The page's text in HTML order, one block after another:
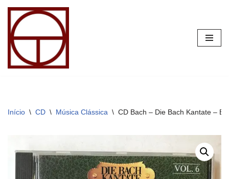
Pular
para
conteúdo
Início \ CD \ Música Clássica \ CD Bach – Die Bach Kantate –